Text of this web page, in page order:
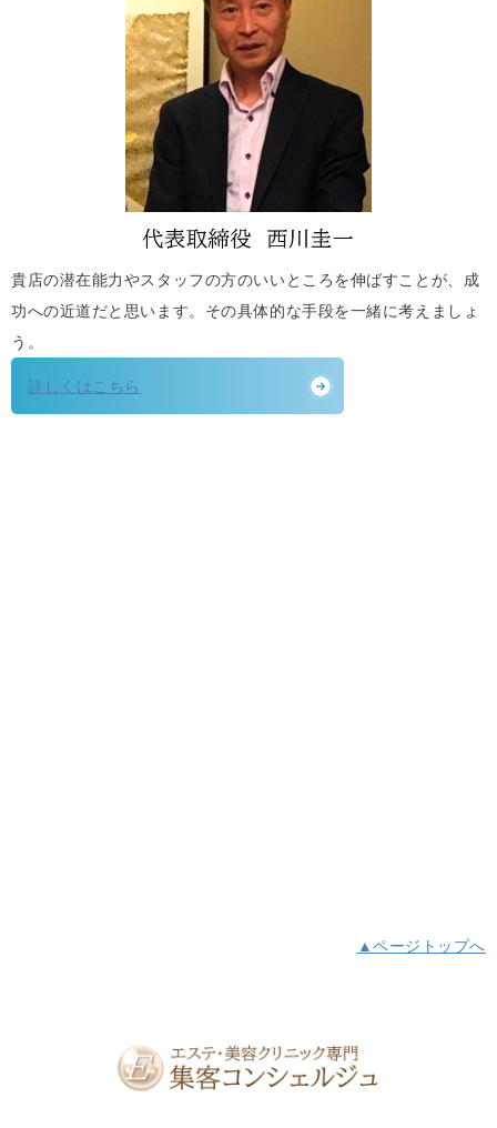
貴店の潜在能力やスタッフの方のいいところを伸ばすことが、成
功への近道だと思います。その具体的な手段を一緒に考えましょ
う。
詳しくはこちら
▲ページトップへ